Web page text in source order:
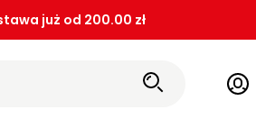
już od 200.00 zł